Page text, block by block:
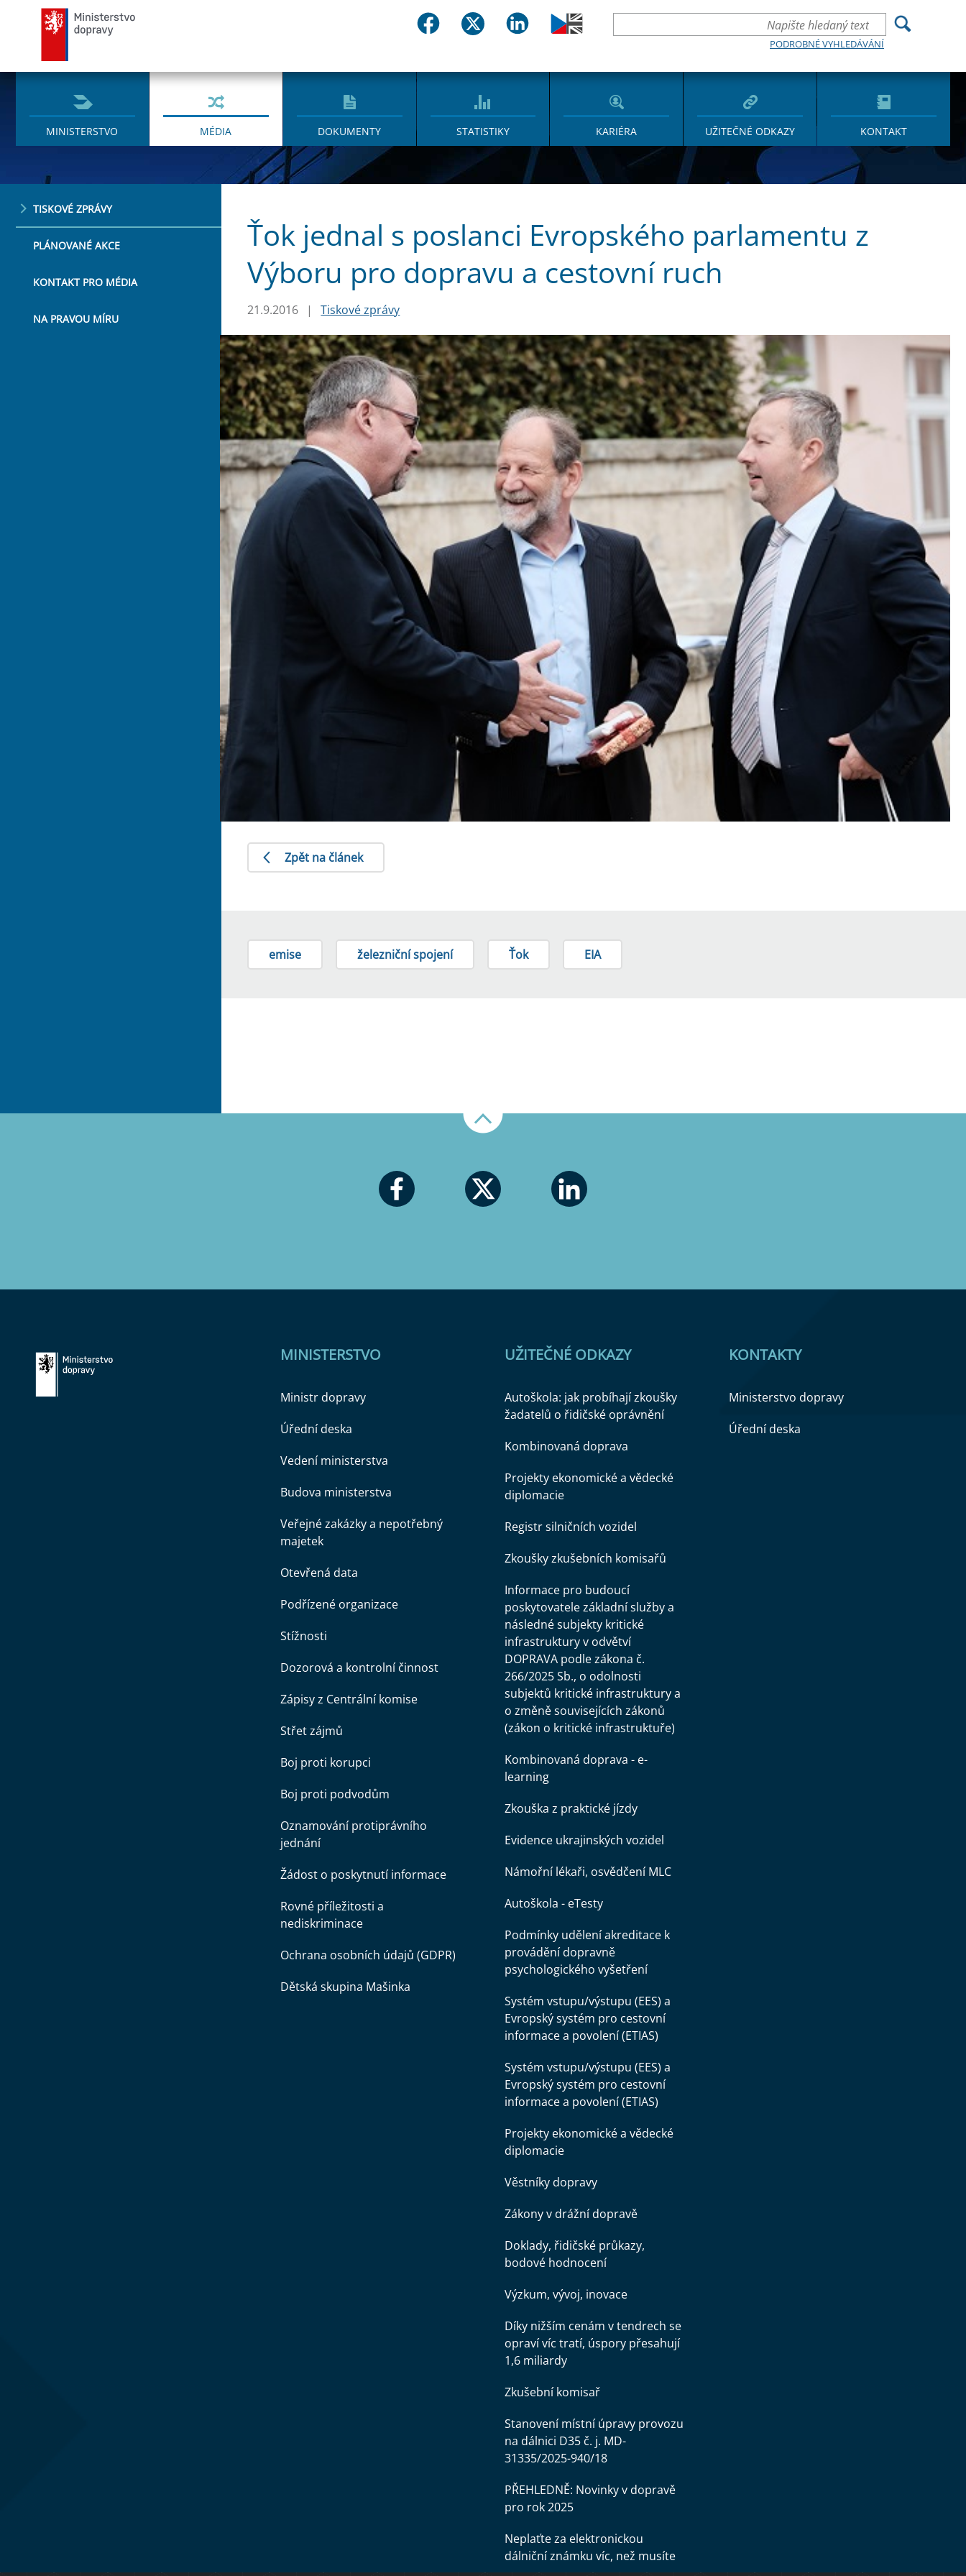
PODROBNÉ VYHLEDÁVÁNÍ
MINISTERSTVO MÉDIA DOKUMENTY STATISTIKY KARIÉRA UŽITEČNÉ ODKAZY KONTAKT
TISKOVÉ ZPRÁVY
PLÁNOVANÉ AKCE
KONTAKT PRO MÉDIA
NA PRAVOU MÍRU
Ťok jednal s poslanci Evropského parlamentu z
Výboru pro dopravu a cestovní ruch
21.9.2016 | Tiskové zprávy
Zpět na článek
emise železniční spojení Ťok EIA
MINISTERSTVO
Ministr dopravy
Úřední deska
Vedení ministerstva
Budova ministerstva
Veřejné zakázky a nepotřebný
majetek
Otevřená data
Podřízené organizace
Stížnosti
Dozorová a kontrolní činnost
Zápisy z Centrální komise
Střet zájmů
Boj proti korupci
Boj proti podvodům
Oznamování protiprávního
jednání
Žádost o poskytnutí informace
Rovné příležitosti a
nediskriminace
Ochrana osobních údajů (GDPR)
Dětská skupina Mašinka
UŽITEČNÉ ODKAZY
Autoškola: jak probíhají zkoušky
žadatelů o řidičské oprávnění
Kombinovaná doprava
Projekty ekonomické a vědecké
diplomacie
Registr silničních vozidel
Zkoušky zkušebních komisařů
Informace pro budoucí
poskytovatele základní služby a
následné subjekty kritické
infrastruktury v odvětví
DOPRAVA podle zákona č.
266/2025 Sb., o odolnosti
subjektů kritické infrastruktury a
o změně souvisejících zákonů
(zákon o kritické infrastruktuře)
Kombinovaná doprava - e-
learning
Zkouška z praktické jízdy
Evidence ukrajinských vozidel
Námořní lékaři, osvědčení MLC
Autoškola - eTesty
Podmínky udělení akreditace k
provádění dopravně
psychologického vyšetření
Systém vstupu/výstupu (EES) a
Evropský systém pro cestovní
informace a povolení (ETIAS)
Systém vstupu/výstupu (EES) a
Evropský systém pro cestovní
informace a povolení (ETIAS)
Projekty ekonomické a vědecké
diplomacie
Věstníky dopravy
Zákony v drážní dopravě
Doklady, řidičské průkazy,
bodové hodnocení
Výzkum, vývoj, inovace
Díky nižším cenám v tendrech se
opraví víc tratí, úspory přesahují
1,6 miliardy
Zkušební komisař
Stanovení místní úpravy provozu
na dálnici D35 č. j. MD-
31335/2025-940/18
PŘEHLEDNĚ: Novinky v dopravě
pro rok 2025
Neplaťte za elektronickou
dálniční známku víc, než musíte
KONTAKTY
Ministerstvo dopravy
Úřední deska